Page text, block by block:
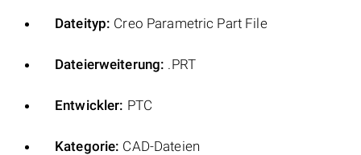
Dateityp: Creo Parametric Part File
Dateierweiterung: .PRT
Entwickler: PTC
Kategorie: CAD-Dateien